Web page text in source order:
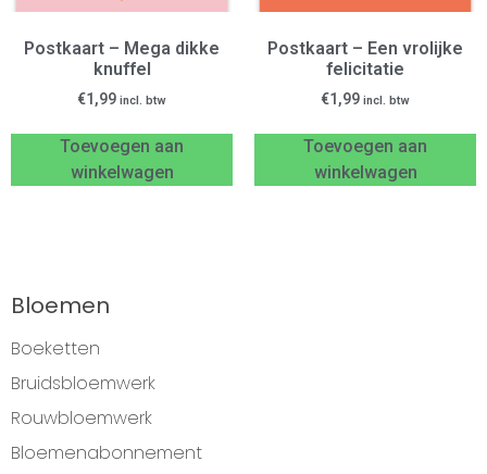
Postkaart – Mega dikke
knuffel
€1,99 incl. btw
Toevoegen aan
winkelwagen
Postkaart – Een vrolijke
felicitatie
€1,99 incl. btw
Toevoegen aan
winkelwagen
Bloemen
Boeketten
Bruidsbloemwerk
Rouwbloemwerk
Bloemenabonnement